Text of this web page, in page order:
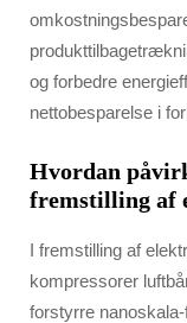
og forbedre
nettobesparelse i
Hvordan
fremstilling af
I fremstilling af
kompressorer
forstyrre